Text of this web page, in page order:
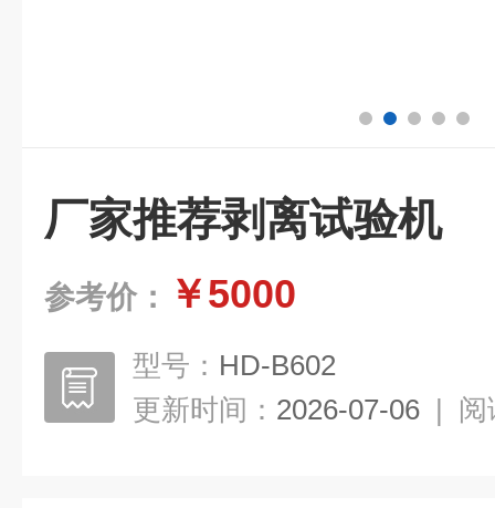
厂家推荐剥离试验机
参考价： ￥5000
型号： HD-B602
更新时间： 2026-07-06 | 阅